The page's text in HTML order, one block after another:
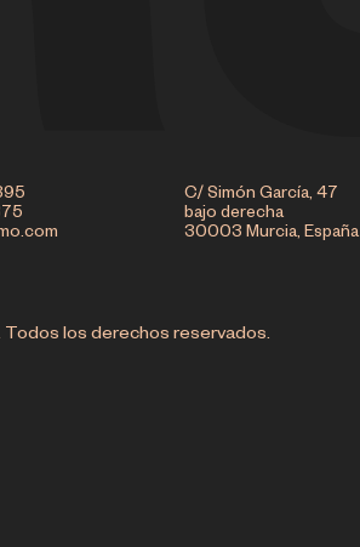
C/ Simón García, 47
bajo derecha
30003 Murcia, España
Todos los derechos reservados.